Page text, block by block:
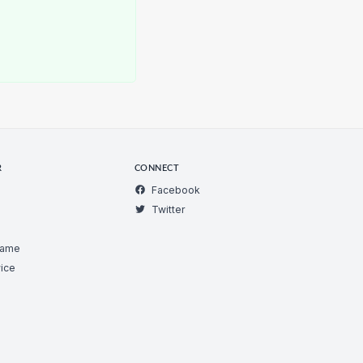
CONNECT
Facebook
Twitter